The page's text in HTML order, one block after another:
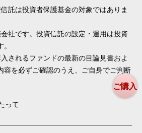
託は投資者保護基金の対象ではありま
社です。投資信託の設定・運用は投資
されるファンドの最新の目論見書およ
容を必ずご確認のうえ、ご自身でご判断
って
ご購入